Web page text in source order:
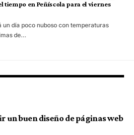
tiempo en Peñíscola para el viernes
día poco nuboso con temperaturas
de…
un buen diseño de páginas web